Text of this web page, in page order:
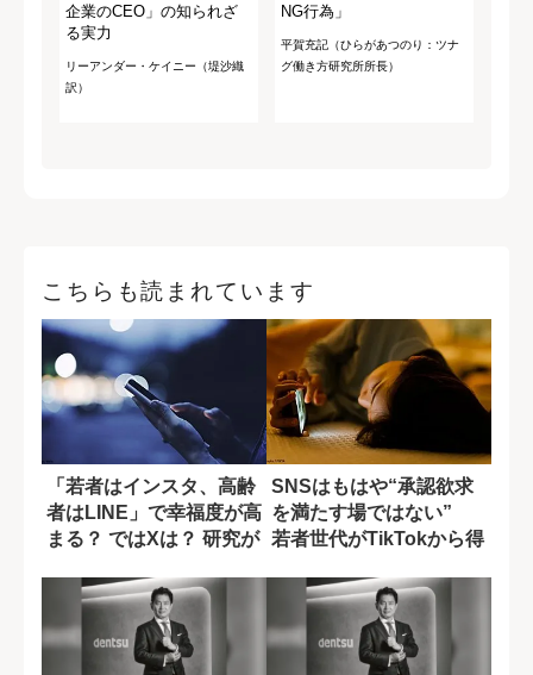
企業のCEO」の知られざ
る実力
リーアンダー・ケイニー（堤沙織
訳）
NG行為」
平賀充記（ひらがあつのり：ツナ
グ働き方研究所所長）
こちらも読まれています
「若者はインスタ、高齢
者はLINE」で幸福度が高
まる？ ではXは？ 研究が
SNSはもはや“承認欲求
を満たす場ではない”
若者世代がTikTokから得